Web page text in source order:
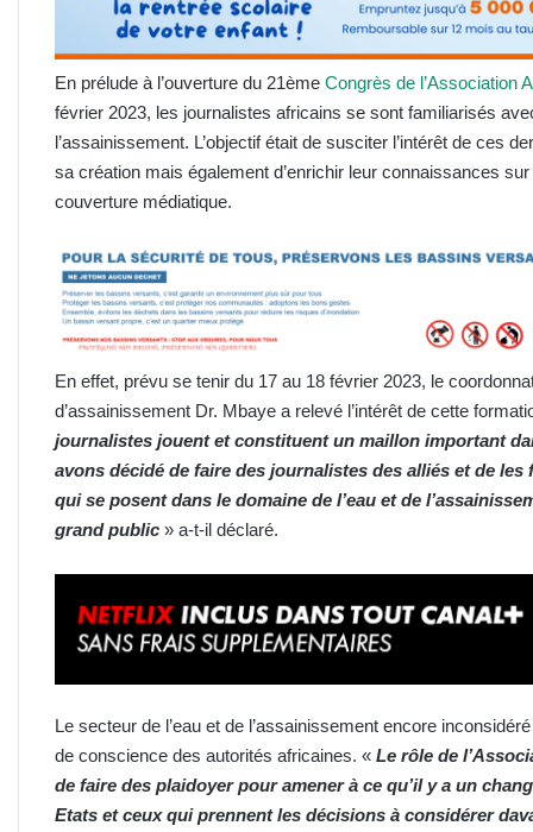
En prélude à l’ouverture du 21ème Congrès de l’Association
février 2023, les journalistes africains se sont familiarisés
l’assainissement. L’objectif était de susciter l’intérêt de ces
sa création mais également d’enrichir leur connaissances
couverture médiatique.
En effet, prévu se tenir du 17 au 18 février 2023, le
d’assainissement Dr. Mbaye a relevé l’intérêt de cette
journalistes jouent et constituent un maillon important
avons décidé de faire des journalistes des alliés et de
qui se posent dans le domaine de l’eau et de
grand public » a-t-il déclaré.
Le secteur de l’eau et de l’assainissement encore
de conscience des autorités africaines. « Le rôle de
de faire des plaidoyer pour amener à ce qu’il y a un
Etats et ceux qui prennent les décisions à considérer